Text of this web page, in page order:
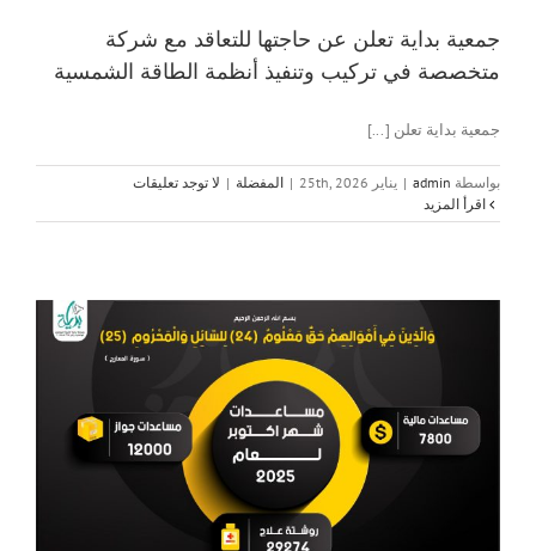
جمعية بداية تعلن عن حاجتها للتعاقد مع شركة
متخصصة في تركيب وتنفيذ أنظمة الطاقة الشمسية
جمعية بداية تعلن [...]
بواسطة admin
| يناير 25th, 2026 | المفضلة | لا توجد تعليقات